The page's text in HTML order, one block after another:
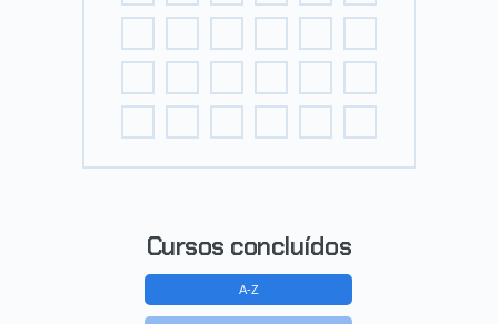
Cursos concluídos
A-Z